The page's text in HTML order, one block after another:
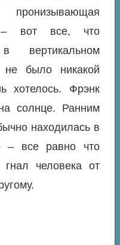
пронизывающая
– вот все, что
вертикальном
не было никакой
хотелось. Фрэнк
солнце. Ранним
находилась в
– все равно что
человека от